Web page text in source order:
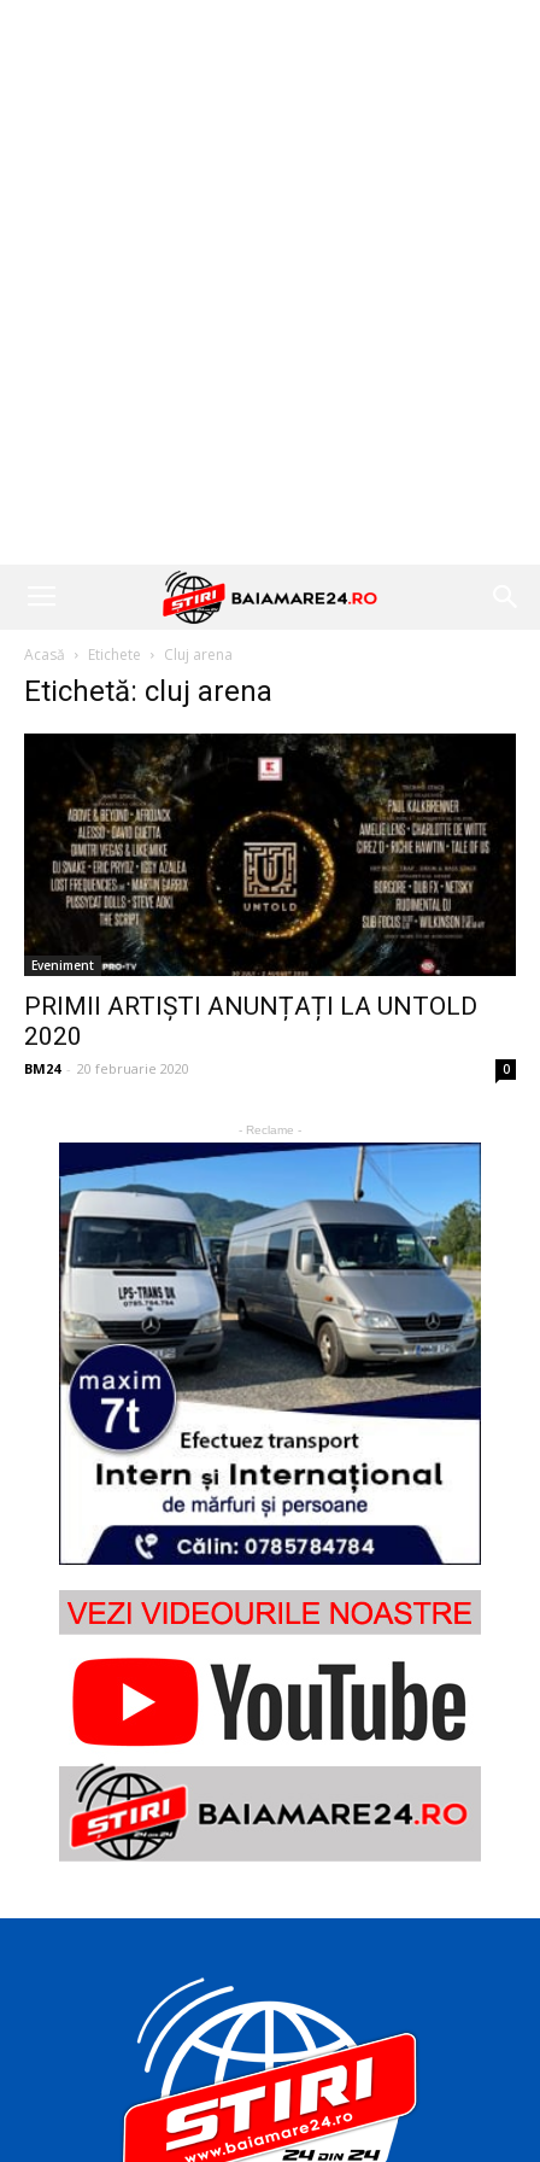
Acasă Etichete Cluj arena
Etichetă: cluj arena
Eveniment
PRIMII ARTIȘTI ANUNȚAȚI LA UNTOLD
2020
BM24 - 20 februarie 2020 0
- Reclame -